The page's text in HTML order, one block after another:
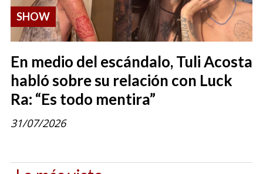
En medio del escándalo, Tuli Acosta
habló sobre su relación con Luck
Ra: “Es todo mentira”
SHOW
31/07/2026